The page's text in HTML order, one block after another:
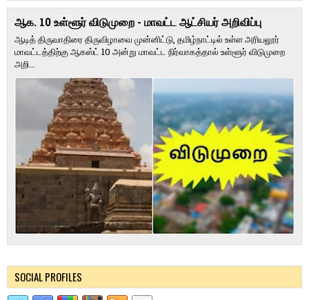
ஆக. 10 உள்ளூர் விடுமுறை - மாவட்ட ஆட்சியர் அறிவிப்பு
ஆடித் திருவாதிரை திருவிழாவை முன்னிட்டு, தமிழ்நாட்டில் உள்ள அரியலூர்
மாவட்டத்திற்கு ஆகஸ்ட் 10 அன்று மாவட்ட நிர்வாகத்தால் உள்ளூர் விடுமுறை
அறி...
SOCIAL PROFILES